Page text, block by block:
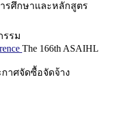
รศึกษาและหลักสูตร
รรม
The 166th ASAIHL
กาศจัดซื้อจัดจ้าง